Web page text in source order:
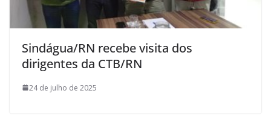
Sindágua/RN recebe visita dos
dirigentes da CTB/RN
24 de julho de 2025